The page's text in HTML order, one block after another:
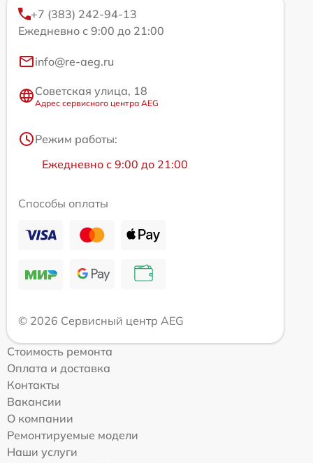
+7 (383) 242-94-13
Ежедневно с 9:00 до 21:00
info@re-aeg.ru
Советская улица, 18
Адрес сервисного центра AEG
Режим работы:
Ежедневно с 9:00 до 21:00
Способы оплаты
© 2026 Сервисный центр AEG
Стоимость ремонта
Оплата и доставка
Контакты
Вакансии
О компании
Ремонтируемые модели
Наши услуги